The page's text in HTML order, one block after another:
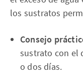
los sustratos
Consejo
sustrato con el
o dos días.